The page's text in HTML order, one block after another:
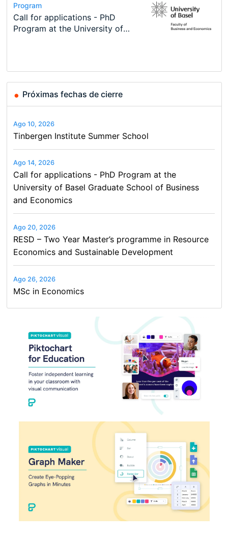
Conference
Modern Difference-in-Differences:
New Problems, New Solutions -…
Program
Call for applications - PhD
Program at the University of
Program
TEaM – Two year Master's
programme in Tourism Economics
Conference
48th RSEP International
Course
Oxford University Economics
Summer School
Job
Economic Analyst – Tax Modelling
Próximas fechas de cierre
Ago 10, 2026
Tinbergen Institute Summer School
Ago 14, 2026
Call for applications - PhD Program at the
University of Basel Graduate School of Business
and Economics
Ago 20, 2026
RESD – Two Year Master’s programme in Resource
Economics and Sustainable Development
Ago 26, 2026
MSc in Economics